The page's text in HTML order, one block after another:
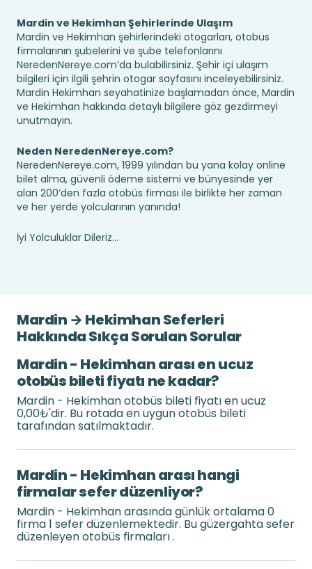
Mardin ve Hekimhan Şehirlerinde Ulaşım
Mardin ve Hekimhan şehirlerindeki otogarları, otobüs
firmalarının şubelerini ve şube telefonlarını
NeredenNereye.com’da bulabilirsiniz. Şehir içi ulaşım
bilgileri için ilgili şehrin otogar sayfasını inceleyebilirsiniz.
Mardin Hekimhan seyahatinize başlamadan önce, Mardin
ve Hekimhan hakkında detaylı bilgilere göz gezdirmeyi
unutmayın.
Neden NeredenNereye.com?
NeredenNereye.com, 1999 yılından bu yana kolay online
bilet alma, güvenli ödeme sistemi ve bünyesinde yer
alan 200’den fazla otobüs firması ile birlikte her zaman
ve her yerde yolcularının yanında!
İyi Yolculuklar Dileriz...
Mardin → Hekimhan Seferleri
Hakkında Sıkça Sorulan Sorular
Mardin - Hekimhan arası en ucuz
otobüs bileti fiyatı ne kadar?
Mardin - Hekimhan otobüs bileti fiyatı en ucuz
0,00₺'dir. Bu rotada en uygun otobüs bileti
tarafından satılmaktadır.
Mardin - Hekimhan arası hangi
firmalar sefer düzenliyor?
Mardin - Hekimhan arasında günlük ortalama 0
firma 1 sefer düzenlemektedir. Bu güzergahta sefer
düzenleyen otobüs firmaları .